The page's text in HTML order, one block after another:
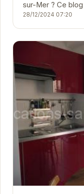
sur-Mer ? Ce blog vous propose une sélection
d'articles pour
immobilière...
28/12/2024 07:20